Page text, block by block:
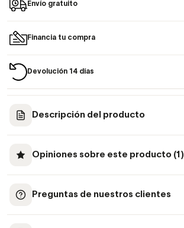
Envío gratuito
Financia tu compra
Devolución 14 días
Descripción del producto
Opiniones sobre este producto (1)
Preguntas de nuestros clientes